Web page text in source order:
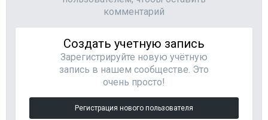
комментарий
Создать учетную запись
Зарегистрируйте новую учётную
запись в нашем сообществе. Это
очень просто!
Регистрация нового пользователя